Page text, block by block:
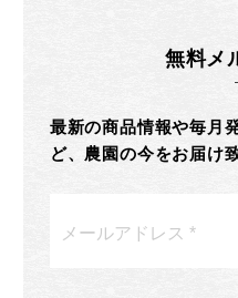
無料メ
最新の商品情報や毎月
ど、農園の今をお届け